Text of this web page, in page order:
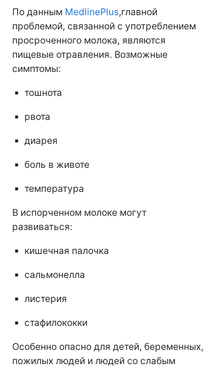
По данным MedlinePlus,главной
проблемой, связанной с употреблением
просроченного молока, являются
пищевые отравления. Возможные
симптомы:
тошнота
рвота
диарея
боль в животе
температура
В испорченном молоке могут
развиваться:
кишечная палочка
сальмонелла
листерия
стафилококки
Особенно опасно для детей, беременных,
пожилых людей и людей со слабым